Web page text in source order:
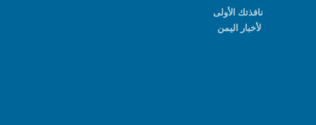
نافذتك الأولى
لأخبار اليمن